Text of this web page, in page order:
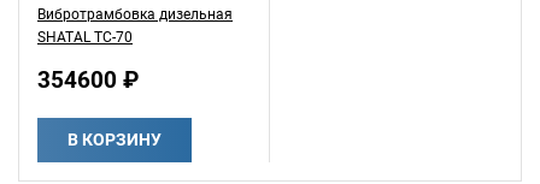
Вибротрамбовка дизельная
SHATAL ТС-70
354600 ₽
В КОРЗИНУ